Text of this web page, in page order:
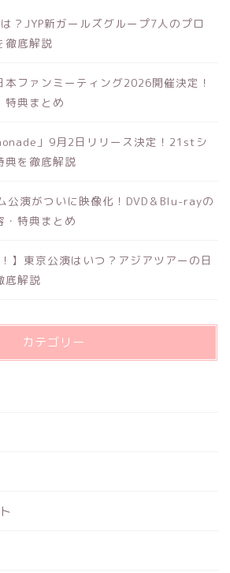
は？JYP新ガールズグループ7人のプロ
徹底解説
本ファンミーティング2026開催決定！
特典まとめ
」9月2日リリース決定！21stシ
典を徹底解説
公演がついに映像化！DVD＆Blu-rayの
・特典まとめ
！】東京公演はいつ？アジアツアーの日
底解説
カテゴリー